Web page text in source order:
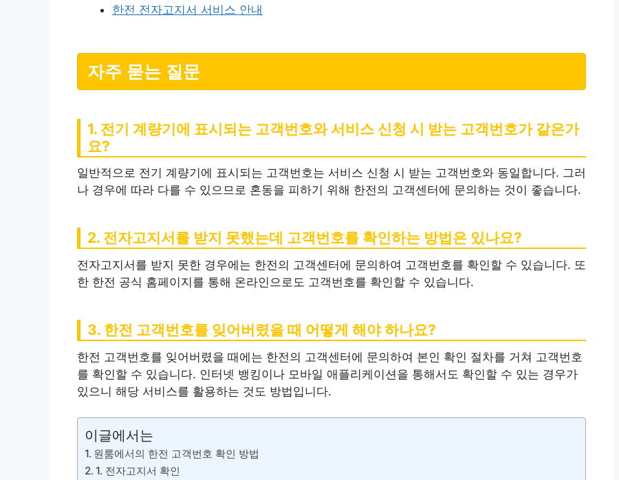
한전 전자고지서 서비스 안내
자주 묻는 질문
1. 전기 계량기에 표시되는 고객번호와 서비스 신청 시 받는 고객번호가 같은가
요?
일반적으로 전기 계량기에 표시되는 고객번호는 서비스 신청 시 받는 고객번호와 동일합니다. 그러
나 경우에 따라 다를 수 있으므로 혼동을 피하기 위해 한전의 고객센터에 문의하는 것이 좋습니다.
2. 전자고지서를 받지 못했는데 고객번호를 확인하는 방법은 있나요?
전자고지서를 받지 못한 경우에는 한전의 고객센터에 문의하여 고객번호를 확인할 수 있습니다. 또
한 한전 공식 홈페이지를 통해 온라인으로도 고객번호를 확인할 수 있습니다.
3. 한전 고객번호를 잊어버렸을 때 어떻게 해야 하나요?
한전 고객번호를 잊어버렸을 때에는 한전의 고객센터에 문의하여 본인 확인 절차를 거쳐 고객번호
를 확인할 수 있습니다. 인터넷 뱅킹이나 모바일 애플리케이션을 통해서도 확인할 수 있는 경우가
있으니 해당 서비스를 활용하는 것도 방법입니다.
이글에서는
원룸에서의 한전 고객번호 확인 방법
1. 전자고지서 확인